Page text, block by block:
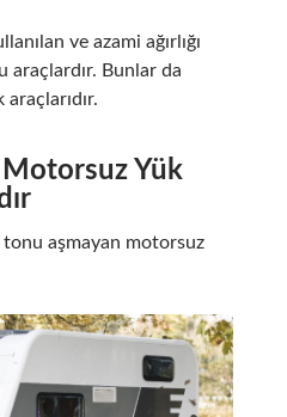
ve azami ağırlığı
araçlardır. Bunlar da
Motorsuz Yük
tonu aşmayan motorsuz